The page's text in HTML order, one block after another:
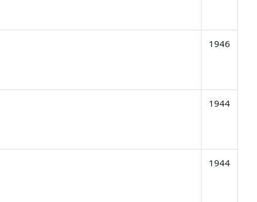
1946
1944
1944